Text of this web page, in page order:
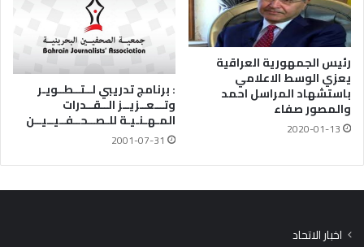
رئيس الجمهورية العراقية
يعزي الوسط الاعلامي
باستشهاد المراسل احمد
والمصور صفاء
2020-01-13
: برنامج تدريبي لــتــطــويـر
وتـــعــزيــز الــقــدرات
المـهـنـيـة للـصــحــفــيــيــن
2001-07-31
اخبار الاتحاد